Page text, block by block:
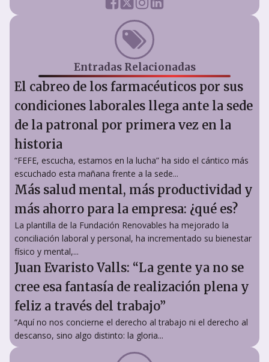
Entradas Relacionadas
El cabreo de los farmacéuticos por sus
condiciones laborales llega ante la sede
de la patronal por primera vez en la
historia
“FEFE, escucha, estamos en la lucha” ha sido el cántico más
escuchado esta mañana frente a la sede...
Más salud mental, más productividad y
más ahorro para la empresa: ¿qué es?
La plantilla de la Fundación Renovables ha mejorado la
conciliación laboral y personal, ha incrementado su bienestar
físico y mental,...
Juan Evaristo Valls: “La gente ya no se
cree esa fantasía de realización plena y
feliz a través del trabajo”
“Aquí no nos concierne el derecho al trabajo ni el derecho al
descanso, sino algo distinto: la gloria...